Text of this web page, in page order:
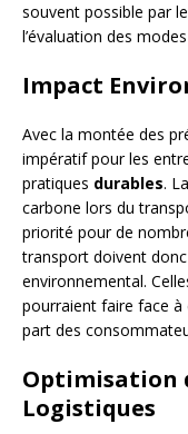
souvent possible par
l’évaluation des
Impact
Avec la montée des
impératif pour les
pratiques durables.
carbone lors du
priorité pour de
transport doivent
environnemental.
pourraient faire face à
part des
Optimisation
Logistiques